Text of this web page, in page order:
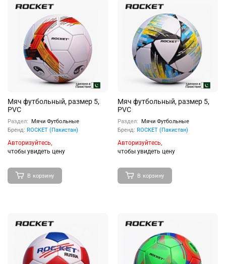
Мяч футбольный, размер 5,
PVC
Раздел:
Мячи Футбольные
Бренд: ROCKET (Пакистан)
Авторизуйтесь,
чтобы увидеть цену
В корзину
Мяч футбольный, размер 5,
PVC
Раздел:
Мячи Футбольные
Бренд: ROCKET (Пакистан)
Авторизуйтесь,
чтобы увидеть цену
В корзину